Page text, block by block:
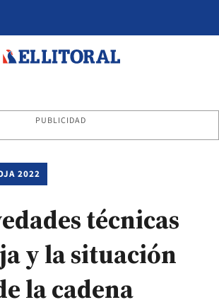
PUBLICIDAD
2022
técnicas
y la situación
la cadena